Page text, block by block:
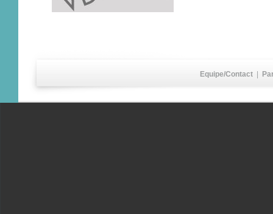
Equipe/Contact